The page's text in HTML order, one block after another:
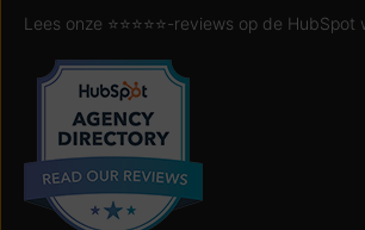
Lees onze ⭐️⭐️⭐️⭐️⭐️-reviews op de HubSpot